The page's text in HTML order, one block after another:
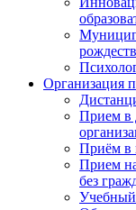
Организация
Прием в
Приём в
Прием
без
Учебный